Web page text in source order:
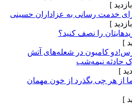
به عزاداران حسینی
نصف کنید؟
در شعله‌های آتش
از خون مهمان